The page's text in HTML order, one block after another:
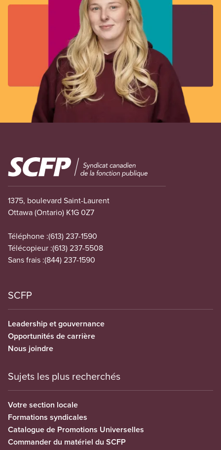
Image
1375, boulevard Saint-Laurent
Ottawa (Ontario) K1G 0Z7
Téléphone :(613) 237-1590
Télécopieur :(613) 237-5508
Sans frais :(844) 237-1590
SCFP
Leadership et gouvernance
Opportunités de carrière
Nous joindre
Sujets les plus recherchés
Votre section locale
Formations syndicales
Catalogue de Promotions Universelles
Commander du matériel du SCFP